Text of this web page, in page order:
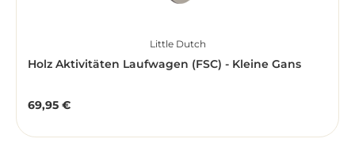
Little Dutch
Holz Aktivitäten Laufwagen (FSC) - Kleine Gans
Regulärer Preis:
69,95 €